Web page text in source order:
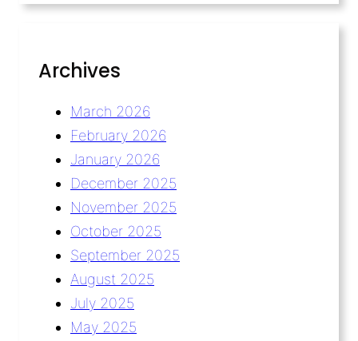
Archives
March 2026
February 2026
January 2026
December 2025
November 2025
October 2025
September 2025
August 2025
July 2025
May 2025